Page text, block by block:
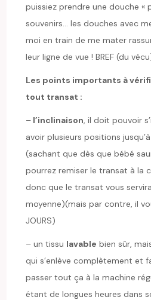
puissiez prendre une douche «
souvenirs… les douches avec
moi en train de me mater
leur ligne de vue ! BREF (du
Les points importants à
tout transat :
– l’inclinaison, il doit pouvoir
avoir plusieurs positions
(sachant que dès que bébé
pourrez remiser le transat à la
donc que le transat vous
moyenne)(mais par contre, il
JOURS)
– un tissu lavable bien sûr,
qui s’enlève complètement et
passer tout ça à la machine
étant de longues heures dans